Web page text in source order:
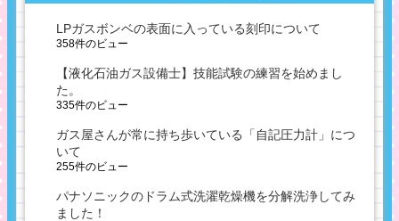
LPガスボンベの表面に入っている刻印について
358件のビュー
【液化石油ガス設備士】技能試験の練習を始めまし
た。
335件のビュー
ガス屋さんが常に持ち歩いている「自記圧力計」につ
いて
255件のビュー
パナソニックのドラム式洗濯乾燥機を分解洗浄してみ
ました！